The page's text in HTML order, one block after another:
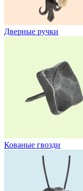
Дверные ручки
Кованые гвозди